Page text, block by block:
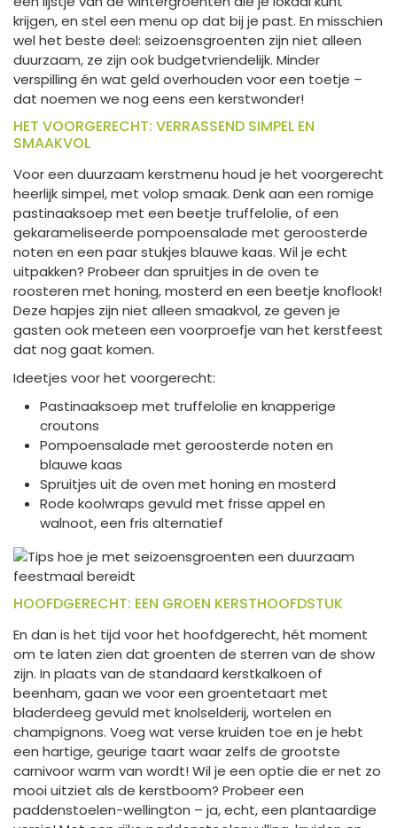
krijgen, en stel een menu op dat bij je past. En misschien
wel het beste deel: seizoensgroenten zijn niet alleen
duurzaam, ze zijn ook budgetvriendelijk. Minder
verspilling én wat geld overhouden voor een toetje –
dat noemen we nog eens een kerstwonder!
HET VOORGERECHT: VERRASSEND SIMPEL EN
SMAAKVOL
Voor een duurzaam kerstmenu houd je het voorgerecht
heerlijk simpel, met volop smaak. Denk aan een romige
pastinaaksoep met een beetje truffelolie, of een
gekarameliseerde pompoensalade met geroosterde
noten en een paar stukjes blauwe kaas. Wil je echt
uitpakken? Probeer dan spruitjes in de oven te
roosteren met honing, mosterd en een beetje knoflook!
Deze hapjes zijn niet alleen smaakvol, ze geven je
gasten ook meteen een voorproefje van het kerstfeest
dat nog gaat komen.
Ideetjes voor het voorgerecht:
Pastinaaksoep met truffelolie en knapperige
croutons
Pompoensalade met geroosterde noten en
blauwe kaas
Spruitjes uit de oven met honing en mosterd
Rode koolwraps gevuld met frisse appel en
walnoot, een fris alternatief
HOOFDGERECHT: EEN GROEN KERSTHOOFDSTUK
En dan is het tijd voor het hoofdgerecht, hét moment
om te laten zien dat groenten de sterren van de show
zijn. In plaats van de standaard kerstkalkoen of
beenham, gaan we voor een groentetaart met
bladerdeeg gevuld met knolselderij, wortelen en
champignons. Voeg wat verse kruiden toe en je hebt
een hartige, geurige taart waar zelfs de grootste
carnivoor warm van wordt! Wil je een optie die er net zo
mooi uitziet als de kerstboom? Probeer een
paddenstoelen-wellington – ja, echt, een plantaardige